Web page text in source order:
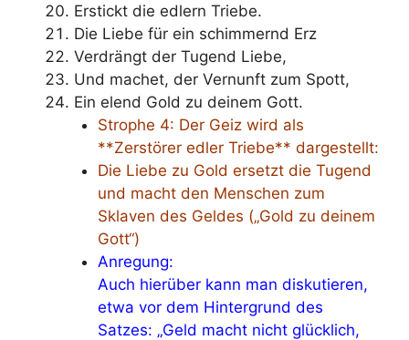
Erstickt die edlern Triebe.
Die Liebe für ein schimmernd Erz
Verdrängt der Tugend Liebe,
Und machet, der Vernunft zum Spott,
Ein elend Gold zu deinem Gott.
Strophe 4: Der Geiz wird als
**Zerstörer edler Triebe** dargestellt:
Die Liebe zu Gold ersetzt die Tugend
und macht den Menschen zum
Sklaven des Geldes („Gold zu deinem
Gott“)
Anregung:
Auch hierüber kann man diskutieren,
etwa vor dem Hintergrund des
Satzes: „Geld macht nicht glücklich,